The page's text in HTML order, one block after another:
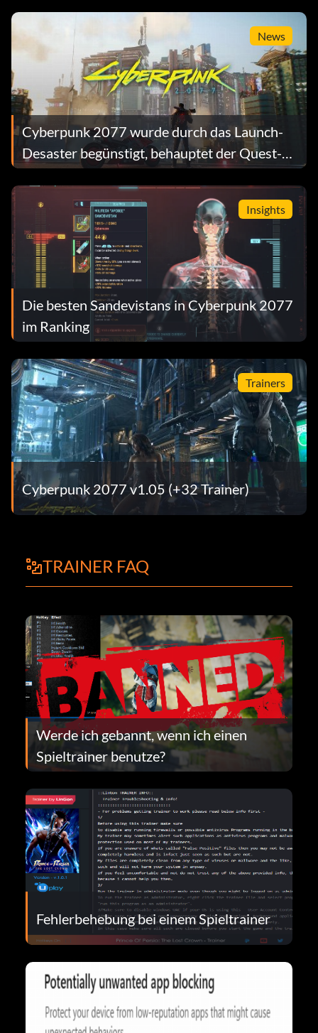
News
Cyberpunk 2077 wurde durch das Launch-
Desaster begünstigt, behauptet der Quest-
Designer
Insights
Die besten Sandevistans in Cyberpunk 2077
im Ranking
Trainers
Cyberpunk 2077 v1.05 (+32 Trainer)
TRAINER FAQ
Werde ich gebannt, wenn ich einen
Spieltrainer benutze?
Fehlerbehebung bei einem Spieltrainer